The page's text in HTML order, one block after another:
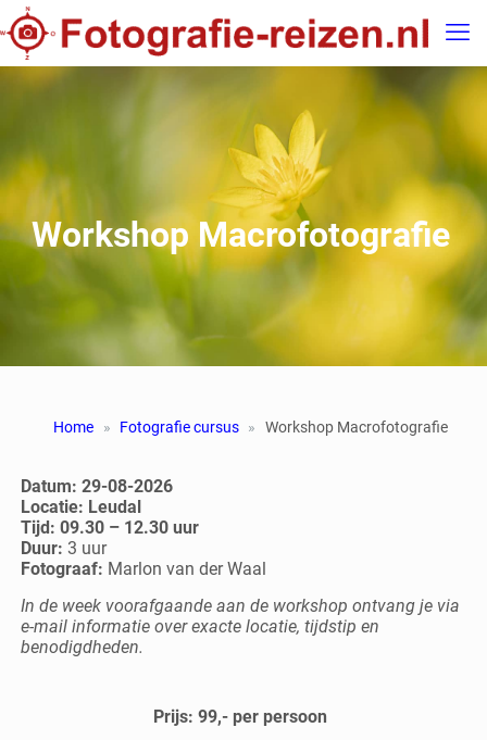
Workshop Macrofotografie
Home Fotografie cursus Workshop Macrofotografie
Datum: 29-08-2026
Locatie: Leudal
Tijd: 09.30 – 12.30 uur
Duur:3 uur
Fotograaf: Marlon van der Waal
In de week voorafgaande aan de workshop ontvang je via
e-mail informatie over exacte locatie, tijdstip en
benodigdheden.
Prijs: 99,- per persoon